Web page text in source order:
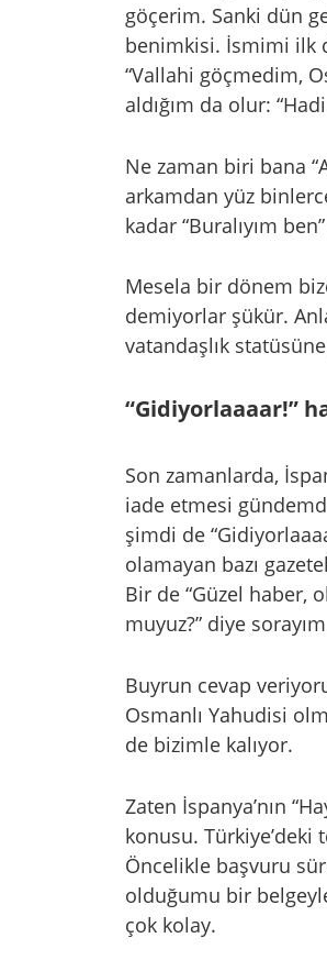
göçerim. Sanki dün
benimkisi. İsmimi ilk
“Vallahi göçmedim,
aldığım da olur:
Ne zaman biri bana
arkamdan yüz
kadar “Buralıyım
Mesela bir dönem
demiyorlar şükür.
vatandaşlık
“Gidiyorlaaaar!”
Son zamanlarda,
iade etmesi
şimdi de
olamayan bazı
Bir de “Güzel haber,
muyuz?” diye
Buyrun cevap
Osmanlı Yahudisi
de bizimle kalıyor.
Zaten İspanya’nın
konusu. Türkiye’deki
Öncelikle başvuru
olduğumu bir
çok kolay.